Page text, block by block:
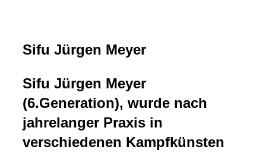
Sifu Jürgen Meyer
Sifu Jürgen Meyer
(6.Generation), wurde nach
jahrelanger Praxis in
verschiedenen Kampfkünsten